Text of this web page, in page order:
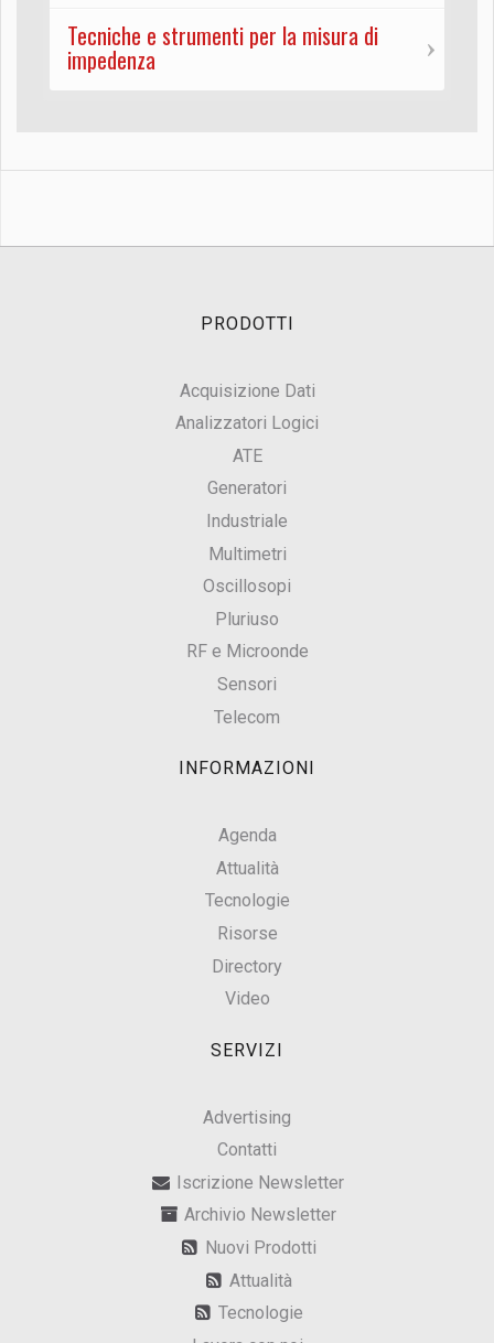
Tecniche e strumenti per la misura di
impedenza
PRODOTTI
Acquisizione Dati
Analizzatori Logici
ATE
Generatori
Industriale
Multimetri
Oscillosopi
Pluriuso
RF e Microonde
Sensori
Telecom
INFORMAZIONI
Agenda
Attualità
Tecnologie
Risorse
Directory
Video
SERVIZI
Advertising
Contatti
Iscrizione Newsletter
Archivio Newsletter
Nuovi Prodotti
Attualità
Tecnologie